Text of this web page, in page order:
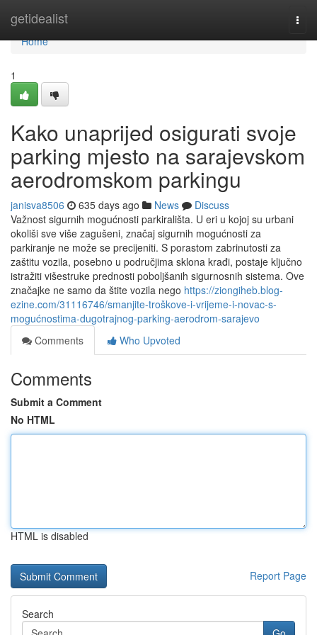
getidealist
Home
Home
1
Kako unaprijed osigurati svoje
parking mjesto na sarajevskom
aerodromskom parkingu
janisva8506 635 days ago News
Discuss
Važnost sigurnih mogućnosti parkirališta. U eri u kojoj su urbani
okoliši sve više zagušeni, značaj sigurnih mogućnosti za
parkiranje ne može se precijeniti. S porastom zabrinutosti za
zaštitu vozila, posebno u područjima sklona krađi, postaje ključno
istražiti višestruke prednosti poboljšanih sigurnosnih sistema. Ove
značajke ne samo da štite vozila nego https://ziongiheb.blog-
ezine.com/31116746/smanjite-troškove-i-vrijeme-i-novac-s-
mogućnostima-dugotrajnog-parking-aerodrom-sarajevo
Comments
Who Upvoted
Comments
Submit a Comment
No HTML
HTML is disabled
Report Page
Search